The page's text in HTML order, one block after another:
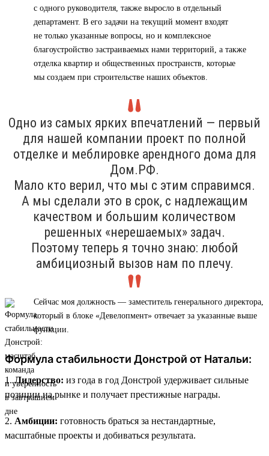
с одного руководителя, также выросло в отдельный
департамент. В его задачи на текущий момент входят
не только указанные вопросы, но и комплексное
благоустройство застраиваемых нами территорий, а также
отделка квартир и общественных пространств, которые
мы создаем при строительстве наших объектов.
Одно из самых ярких впечатлений — первый
для нашей компании проект по полной
отделке и меблировке арендного дома для
Дом.РФ.
Мало кто верил, что мы с этим справимся.
А мы сделали это в срок, с надлежащим
качеством и большим количеством
решенных «нерешаемых» задач.
Поэтому теперь я точно знаю: любой
амбициозный вызов нам по плечу.
Сейчас моя должность — заместитель генерального директора,
который в блоке «Девелопмент» отвечает за указанные выше
функции.
Формула стабильности Донстрой от Натальи:
1.Лидерство: из года в год Донстрой удерживает сильные
позиции на рынке и получает престижные награды.
2. Амбиции: готовность браться за нестандартные,
масштабные проекты и добиваться результата.